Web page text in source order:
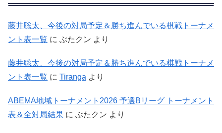
藤井聡太、今後の対局予定＆勝ち進んでいる棋戦トーナメ
ント表一覧 に ぶたクン より
藤井聡太、今後の対局予定＆勝ち進んでいる棋戦トーナメ
ント表一覧 に Tiranga より
ABEMA地域トーナメント2026 予選Bリーグ トーナメント
表＆全対局結果 に ぶたクン より